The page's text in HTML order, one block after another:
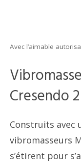
Avec l’aimable
Cresendo 2
Construits avec
vibromasseurs
s’étirent pour